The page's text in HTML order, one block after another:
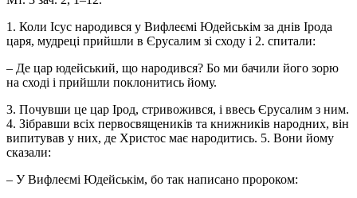
1. Коли Ісус народився у Вифлеємі Юдейськім за днів Ірода
царя, мудреці прийшли в Єрусалим зі сходу і 2. спитали:
– Де цар юдейський, що народився? Бо ми бачили його зорю
на сході і прийшли поклонитись йому.
3. Почувши це цар Ірод, стривожився, і ввесь Єрусалим з ним.
4. Зібравши всіх первосвящеників та книжників народних, він
випитував у них, де Христос має народитись. 5. Вони йому
сказали:
– У Вифлеємі Юдейськім, бо так написано пророком: